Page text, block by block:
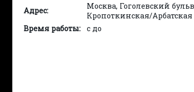
Адрес:
Москва, Гоголевский
Кропоткинская/Арбатская
Время работы:
с до